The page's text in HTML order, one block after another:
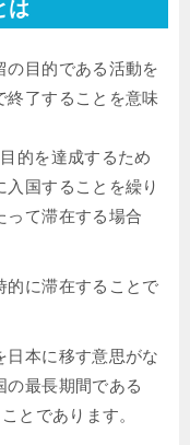
は
の目的である活動を
終了することを意味
的を達成するため
国することを繰り
って滞在する場合
的に滞在することで
日本に移す意思がな
の最長期間である
とであります。